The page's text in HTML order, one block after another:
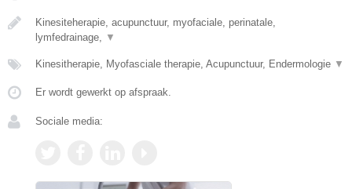
Kinesiteherapie, acupunctuur, myofaciale, perinatale,
lymfedrainage,
▼
Kinesitherapie, Myofasciale therapie, Acupunctuur, Endermologie ▼
Er wordt gewerkt op afspraak.
Sociale media: